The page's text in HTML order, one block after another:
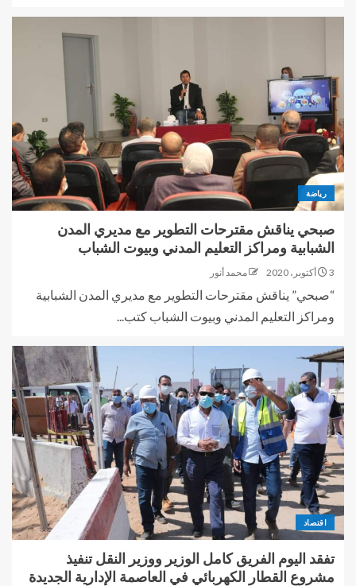
رياضة
صبحي يناقش مقترحات التطوير مع مديري المدن
الشبابية ومراكز التعليم المدني وبيوت الشباب
3 أكتوبر، 2020 محمد أنور
“صبحي” يناقش مقترحات التطوير مع مديري المدن الشبابية
ومراكز التعليم المدني وبيوت الشباب كتب...
اقتصاد
تفقد اليوم الفريق كامل الوزير ووزير النقل تنفيذ
مشروع القطار الكهربائي في العاصمة الإدارية الجديدة